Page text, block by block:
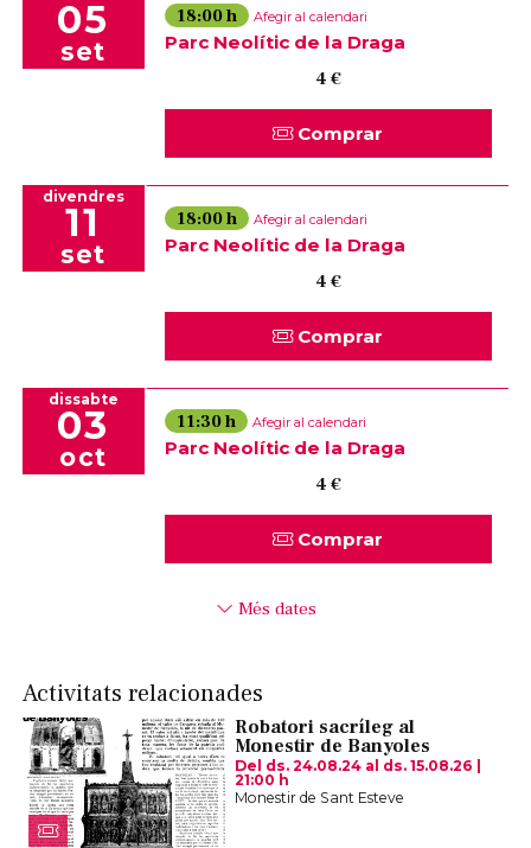
05
set
18:00 h Afegir al calendari
Parc Neolític de la Draga
4 €
Comprar
divendres
11
set
18:00 h Afegir al calendari
Parc Neolític de la Draga
4 €
Comprar
dissabte
03
oct
11:30 h Afegir al calendari
Parc Neolític de la Draga
4 €
Comprar
Més dates
Activitats relacionades
Robatori sacríleg al
Monestir de Banyoles
Del ds. 24.08.24al ds. 15.08.26
21:00 h
Monestir de Sant Esteve